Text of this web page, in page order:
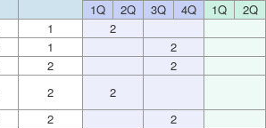
1Q
2Q 3Q 4Q 1Q
2Q
1
2
1
2
2
2
2
2
2
2